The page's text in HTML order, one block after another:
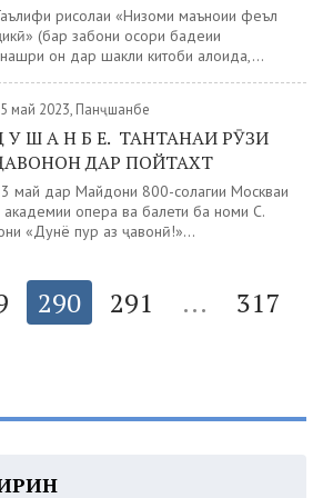
рисолаи «Низоми маъноии феъл
(бар забони осори бадеии
он дар шакли китоби алоҳида,...
май 2023, Панҷшанбе
У Ш А Н Б Е. ТАНТАНАИ РӮЗИ
ДАР ПОЙТАХТ
май дар Майдони 800-солагии Москваи
академии опера ва балети ба номи С.
«Дунё пур аз ҷавонӣ!»...
290 291 ... 317